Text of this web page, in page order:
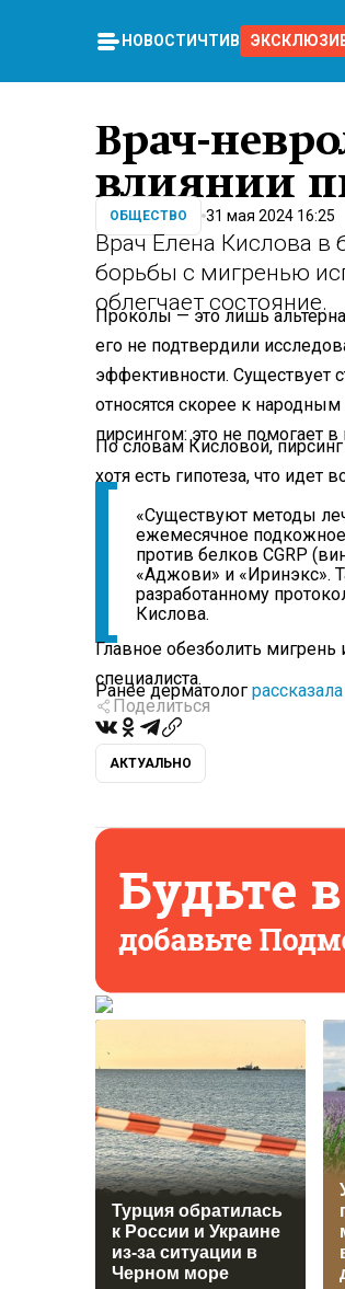
НОВОСТИ ЧТИВО
Врач-
влиянии
ОБЩЕСТВО 31 мая 2024 16:25
Врач Елена Кислова в
борьбы с мигренью
облегчает состояние.
Проколы — это лишь
его не подтвердили
эффективности. Существует
относятся скорее к
пирсингом: это не помогает
По словам Кисловой,
хотя есть гипотеза, что
«Существуют методы
ежемесячное
против белков CGRP
«Аджови» и «Иринэкс».
разработанному
Кислова.
Главное обезболить
специалиста.
Ранее дерматолог рассказала
Поделиться
АКТУАЛЬНО
Турция обратилась
к России и Украине
из-за ситуации в
Черном море